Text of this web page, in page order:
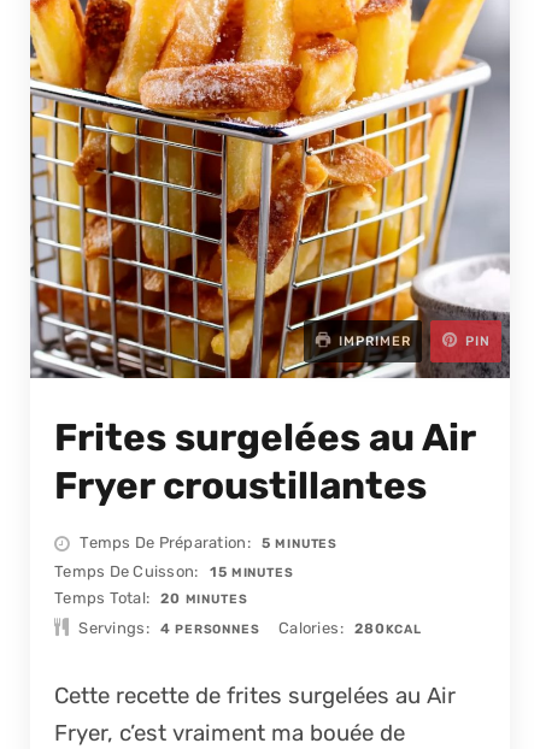
IMPRIMER PIN
Frites surgelées au Air
Fryer croustillantes
Temps De Préparation 5MINUTES
MINUTES
Temps De Cuisson 15MINUTES
MINUTES
Temps Total 20 MINUTES
MINUTES
Servings 4 PERSONNES Calories 280KCAL
Cette recette de frites surgelées au Air
Fryer, c’est vraiment ma bouée de